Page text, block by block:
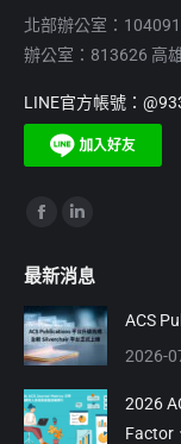
北部辦公室：
辦公室：813626 高
LINE官方帳號：
Find us on:
opens
in
new
opens
in
new
最新消息
ACS
2026-
2026
Factor